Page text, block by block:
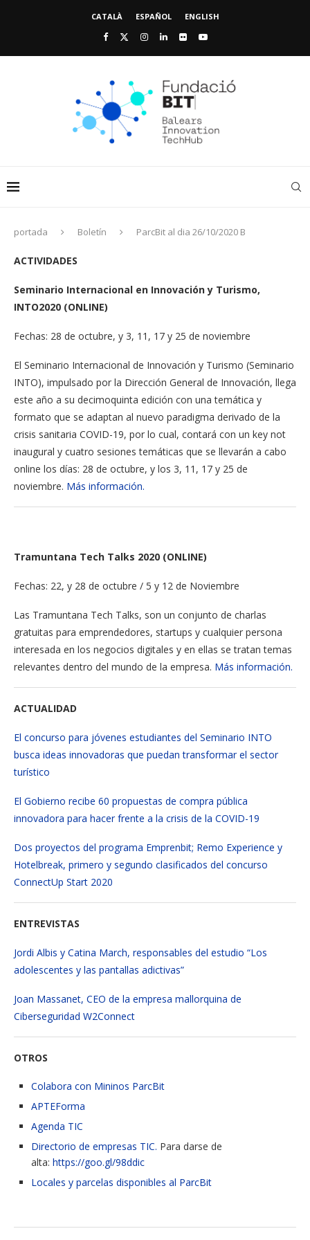
CATALÀ ESPAÑOL ENGLISH
portada Boletín ParcBit al dia 26/10/2020 B
ACTIVIDADES
Seminario Internacional en Innovación y Turismo,
INTO2020 (ONLINE)
Fechas: 28 de octubre, y 3, 11, 17 y 25 de noviembre
El Seminario Internacional de Innovación y Turismo (Seminario
INTO), impulsado por la Dirección General de Innovación, llega
este año a su decimoquinta edición con una temática y
formato que se adaptan al nuevo paradigma derivado de la
crisis sanitaria COVID-19, por lo cual, contará con un key not
inaugural y cuatro sesiones temáticas que se llevarán a cabo
online los días: 28 de octubre, y los 3, 11, 17 y 25 de
noviembre. Más información.
Tramuntana Tech Talks 2020 (ONLINE)
Fechas: 22, y 28 de octubre / 5 y 12 de Noviembre
Las Tramuntana Tech Talks, son un conjunto de charlas
gratuitas para emprendedores, startups y cualquier persona
interesada en los negocios digitales y en ellas se tratan temas
relevantes dentro del mundo de la empresa. Más información.
ACTUALIDAD
El concurso para jóvenes estudiantes del Seminario INTO
busca ideas innovadoras que puedan transformar el sector
turístico
El Gobierno recibe 60 propuestas de compra pública
innovadora para hacer frente a la crisis de la COVID-19
Dos proyectos del programa Emprenbit; Remo Experience y
Hotelbreak, primero y segundo clasificados del concurso
ConnectUp Start 2020
ENTREVISTAS
Jordi Albis y Catina March, responsables del estudio “Los
adolescentes y las pantallas adictivas”
Joan Massanet, CEO de la empresa mallorquina de
Ciberseguridad W2Connect
OTROS
Colabora con Mininos ParcBit
APTEForma
Agenda TIC
Directorio de empresas TIC. Para darse de
alta: https://goo.gl/98ddic
Locales y parcelas disponibles al ParcBit